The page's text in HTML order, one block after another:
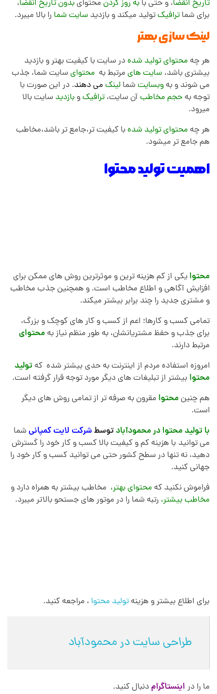
تاریخ انقضا، و حتی بابه روز کردنمحتوایبدون تاریخ انقضا،
برای شماترافیکتولید میکند و بازدید سایت شما را بالا میبرد.
لینک سازی بهتر
هر چه محتوای تولید شده در سایت با کیفیت بهتر و بازدید
بیشتری باشد، سایت هایمرتبط به محتوایسایت شما، جذب
می شوند و بهوبسایتشمالینکمیدهند. در این صورت با
توجه به حجم مخاطبآن سایت،ترافیکوبازدید سایت بالا
میرود.
هر چه محتوای تولید شدهبا کیفیت تر،جامع تر باشد،مخاطب
هم جامع تر میشود.
اهمیت تولید محتوا
محتوایکی از کم هزینه ترین و موثرترین روش های ممکن برای
افزایش آگاهی و اطلاع مخاطب است. و همچنین جذب مخاطب
و مشتری جدید را چند برابر بیشتر میکند.
تمامی کسب و کارها؛ اعم از کسب و کار های کوچک و بزرگ،
برای جذب و حفظ مشتریانشان، به طور منظم نیاز به محتوای
مرتبط دارند.
امروزه استفاده مردم از اینترنت به حدی بیشتر شده کهتولید
محتوا بیشتر از تبلیغات های دیگر مورد توجه قرار گرفته است.
هم چنین محتوا مقرون به صرفه تر از تمامی روش های دیگر
است.
با تولید محتوا در محمودآبادتوسطشرکت لایت کمپانیشما
می توانید با هزینه کم و کیفیت بالا کسب و کار خود را گسترش
دهید، نه تنها در سطح کشور حتی می توانید کسب و کار خود را
جهانی کنید.
فراموش نکنید که محتوای بهتر، مخاطب بیشتر به همراه دارد و
مخاطب بیشتر، رتبه شما را در موتور های جستحو بالاتر میبرد.
برای اطلاع بیشتر و هزینهتولید محتوا ، مراجعه کنید.
طراحی سایت در محمودآباد
ما را در اینستاگرامدنبال کنید.